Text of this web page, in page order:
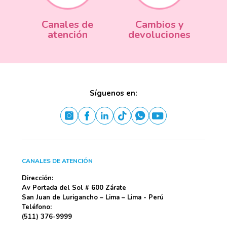
Canales de
atención
Cambios y
devoluciones
CANALES DE ATENCIÓN
Dirección:
Av Portada del Sol # 600 Zárate
San Juan de Lurigancho – Lima – Lima - Perú
Teléfono:
(511) 376-9999
Síguenos en: